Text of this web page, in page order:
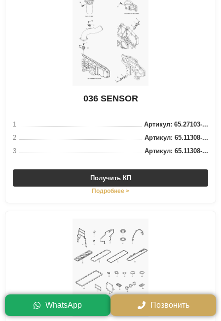
WhatsApp Позвонить
036 SENSOR
1
Артикул: 65.27103-...
2
Артикул: 65.11308-...
3
Артикул: 65.11308-...
Получить КП
Подробнее >